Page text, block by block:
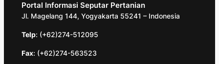
Portal Informasi Seputar Pertanian
Jl. Magelang 144, Yogyakarta 55241 – Indonesia
Telp: (+62)274-512095
Fax: (+62)274-563523